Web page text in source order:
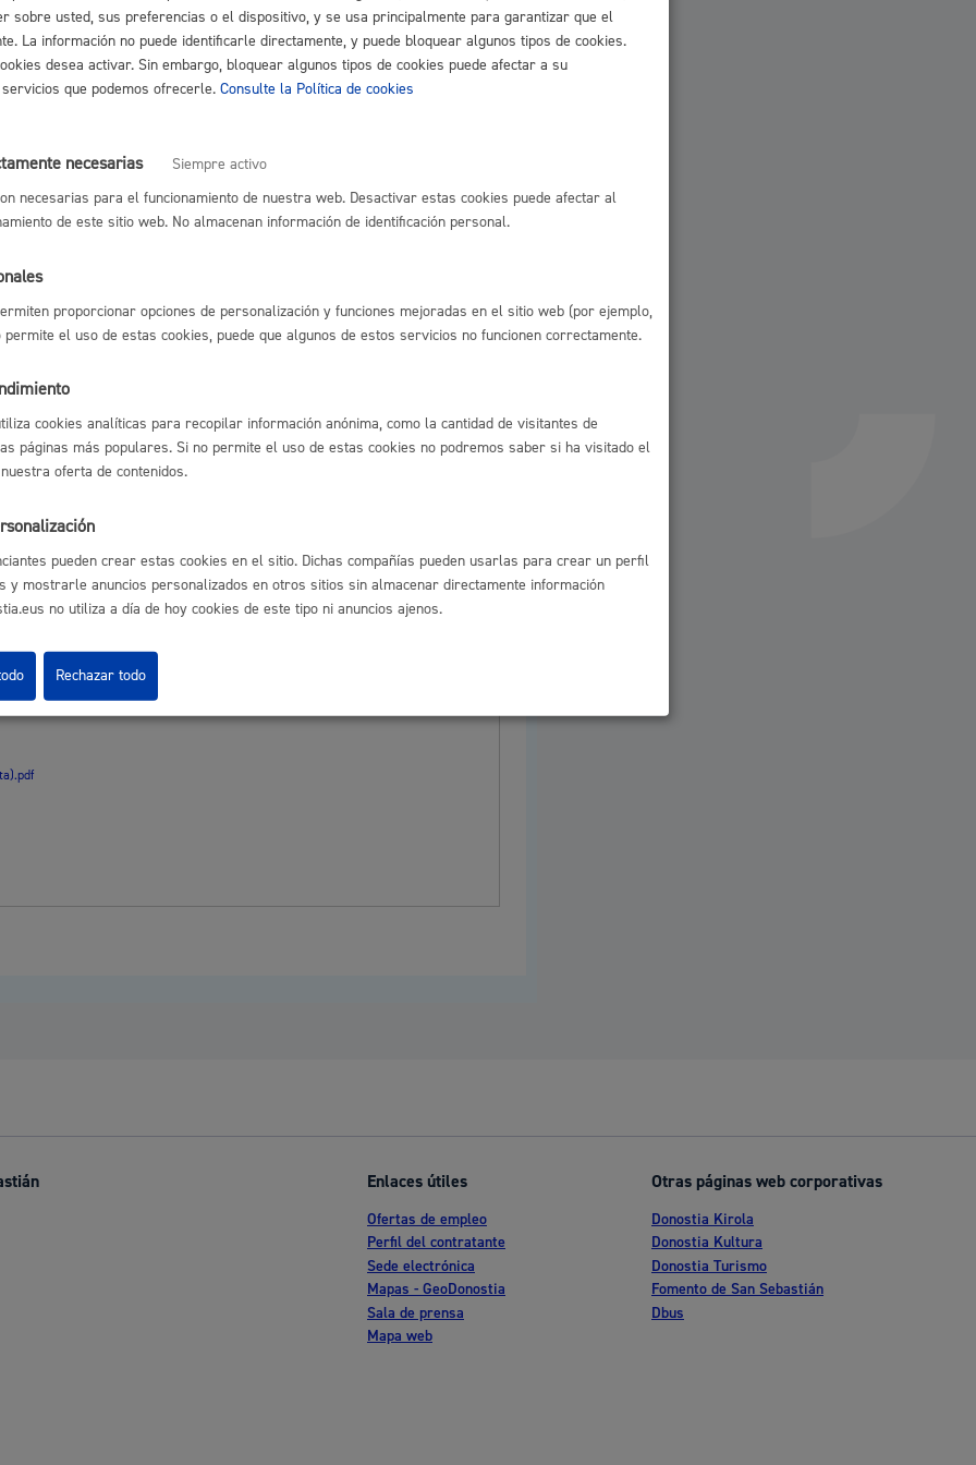
Cultura
Turismo
Administración municipal
Tablón de anuncios oficiales
que se van creando en torno a la oferta:
EL PROCESO SELECTIVO Y CONVOCATORIA DEL EJERCICIO 1.
deialdia Fagota.pdf
DE LOS EJERCICIOS
tokien aurreikuspena.pdf
ADMITIDAS Y NOMBRAMIENTO DEL TRIBUNAL:
zerrenda.pdf
epaimahaiaren izendapena (Fagota).pdf
izendapena.pdf
SOLICITUDES
Enlaces útiles
Ofertas de empleo
Perfil del contratante
Sede electrónica
Mapas - GeoDonostia
Sala de prensa
Mapa web
Otras páginas web corporativas
Donostia Kirola
Donostia Kultura
Donostia Turismo
Fomento de San Sebastián
Dbus
sobre usted, sus preferencias o el dispositivo, y se usa principalmente para garantizar que el
La información no puede identificarle directamente, y puede bloquear algunos tipos de cookies.
desea activar. Sin embargo, bloquear algunos tipos de cookies puede afectar a su
que podemos ofrecerle. Consulte la Política de cookies
necesarias
Siempre activo
necesarias para el funcionamiento de nuestra web. Desactivar estas cookies puede afectar al
de este sitio web. No almacenan información de identificación personal.
proporcionar opciones de personalización y funciones mejoradas en el sitio web (por ejemplo,
permite el uso de estas cookies, puede que algunos de estos servicios no funcionen correctamente.
cookies analíticas para recopilar información anónima, como la cantidad de visitantes de
páginas más populares. Si no permite el uso de estas cookies no podremos saber si ha visitado el
oferta de contenidos.
pueden crear estas cookies en el sitio. Dichas compañías pueden usarlas para crear un perfil
y mostrarle anuncios personalizados en otros sitios sin almacenar directamente información
no utiliza a día de hoy cookies de este tipo ni anuncios ajenos.
Rechazar todo